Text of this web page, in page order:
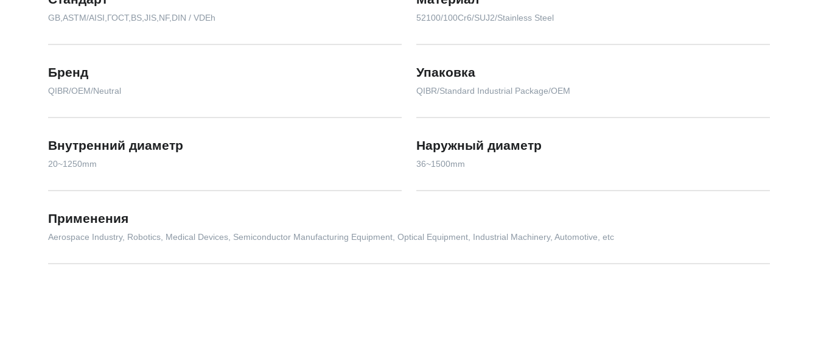
GB,ASTM/AISI,ГОСТ,BS,JIS,NF,DIN / VDEh 52100/100Cr6/SUJ2/Stainless Steel
Бренд
QIBR/OEM/Neutral
Упаковка
QIBR/Standard Industrial Package/OEM
Внутренний диаметр
20~1250mm
Наружный диаметр
36~1500mm
Применения
Aerospace Industry, Robotics, Medical Devices, Semiconductor Manufacturing Equipment, Optical Equipment, Industrial Machinery, Automotive, etc